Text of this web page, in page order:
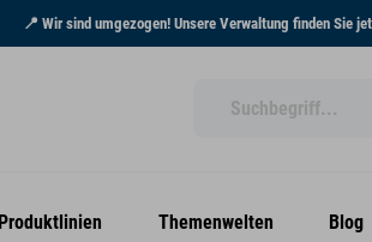
📍 Wir sind umgezogen! Unsere Verwaltung finden Sie
Produktlinien Themenwelten Blog